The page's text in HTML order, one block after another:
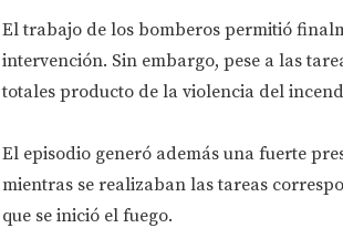
El trabajo de los bomberos permitió
intervención. Sin embargo, pese a las
totales producto de la violencia del
El episodio generó además una fuerte
mientras se realizaban las tareas
que se inició el fuego.